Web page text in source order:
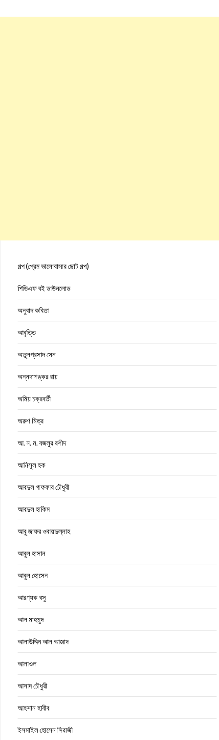
গল্প (প্রেম ভালোবাসার ছোট গল্প)
পিডিএফ বই ডাউনলোড
অনুবাদ কবিতা
আবৃত্তি
অতুলপ্রসাদ সেন
অন্নদাশঙ্কর রায়
অমিয় চক্রবর্তী
অরুণ মিত্র
আ. ন. ম. বজলুর রশীদ
আনিসুল হক
আবদুল গাফফার চৌধুরী
আবদুল হাকিম
আবু জাফর ওবায়দুল্লাহ
আবুল হাসান
আবুল হোসেন
আরণ্যক বসু
আল মাহমুদ
আলাউদ্দিন আল আজাদ
আলাওল
আসাদ চৌধুরী
আহসান হাবীব
ইসমাইল হোসেন সিরাজী